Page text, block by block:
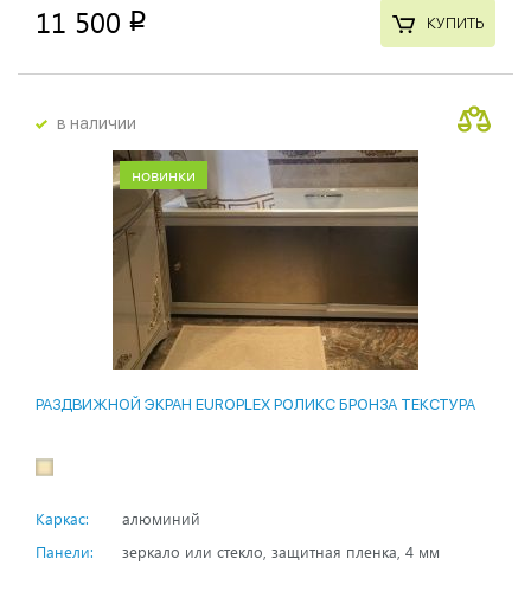
11 500 p КУПИТЬ
в наличии
новинки
РАЗДВИЖНОЙ ЭКРАН EUROPLEX РОЛИКС БРОНЗА ТЕКСТУРА
Каркас:
алюминий
Панели:
зеркало или стекло, защитная пленка, 4 мм